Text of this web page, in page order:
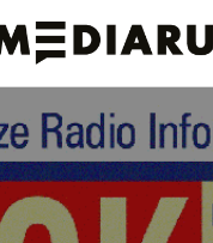
Wałęsa nagrodzona przez